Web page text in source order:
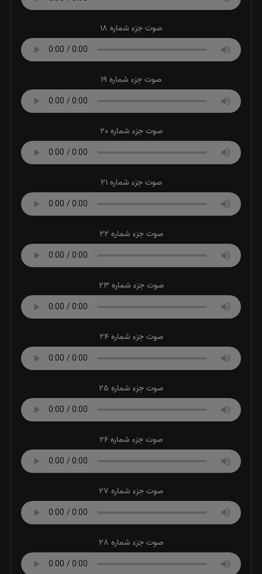
صوت جزء شماره 18
صوت جزء شماره 19
صوت جزء شماره 20
صوت جزء شماره 21
صوت جزء شماره 22
صوت جزء شماره 23
صوت جزء شماره 24
صوت جزء شماره 25
صوت جزء شماره 26
صوت جزء شماره 27
صوت جزء شماره 28